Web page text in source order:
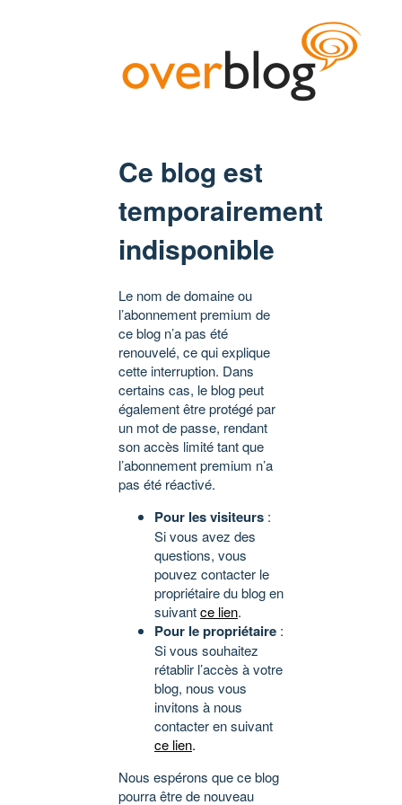
Ce blog est
temporairement
indisponible
Le nom de domaine ou
l’abonnement premium de
ce blog n’a pas été
renouvelé, ce qui explique
cette interruption. Dans
certains cas, le blog peut
également être protégé par
un mot de passe, rendant
son accès limité tant que
l’abonnement premium n’a
pas été réactivé.
Pour les visiteurs :
Si vous avez des
questions, vous
pouvez contacter le
propriétaire du blog en
suivantce lien.
Pour le propriétaire :
Si vous souhaitez
rétablir l’accès à votre
blog, nous vous
invitons à nous
contacter en suivant
ce lien.
Nous espérons que ce blog
pourra être de nouveau